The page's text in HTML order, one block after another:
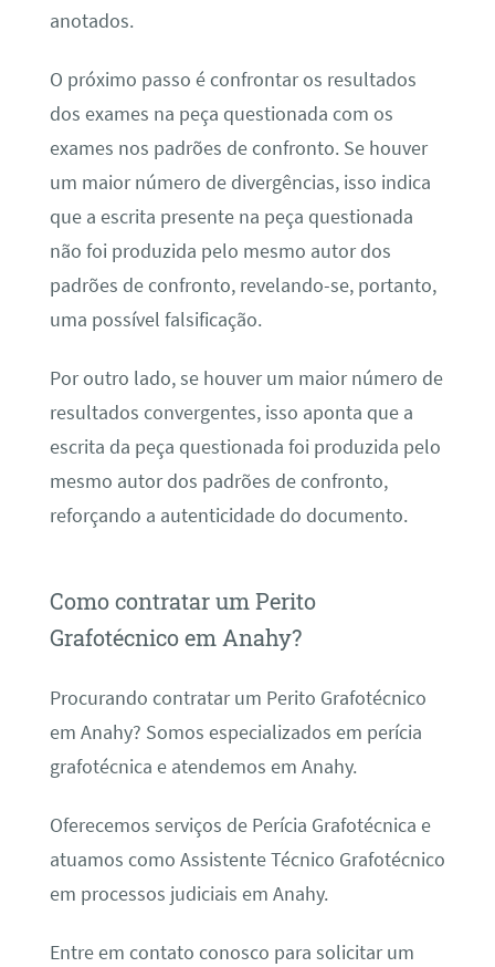
anotados.
O próximo passo é confrontar os resultados
dos exames na peça questionada com os
exames nos padrões de confronto. Se houver
um maior número de divergências, isso indica
que a escrita presente na peça questionada
não foi produzida pelo mesmo autor dos
padrões de confronto, revelando-se, portanto,
uma possível falsificação.
Por outro lado, se houver um maior número de
resultados convergentes, isso aponta que a
escrita da peça questionada foi produzida pelo
mesmo autor dos padrões de confronto,
reforçando a autenticidade do documento.
Como contratar um Perito
Grafotécnico em Anahy?
Procurando contratar um Perito Grafotécnico
em Anahy? Somos especializados em perícia
grafotécnica e atendemos em Anahy.
Oferecemos serviços de Perícia Grafotécnica e
atuamos como Assistente Técnico Grafotécnico
em processos judiciais em Anahy.
Entre em contato conosco para solicitar um